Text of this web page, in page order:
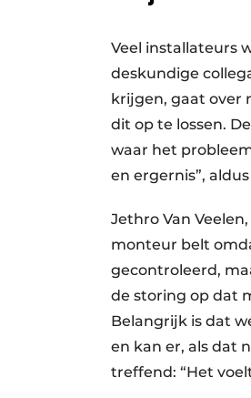
Veel installateurs
deskundige
krijgen, gaat over
dit op te lossen.
waar het
en ergernis”,
Jethro Van
monteur belt
gecontroleerd,
de storing op dat
Belangrijk is dat
en kan er, als dat
treffend: “Het